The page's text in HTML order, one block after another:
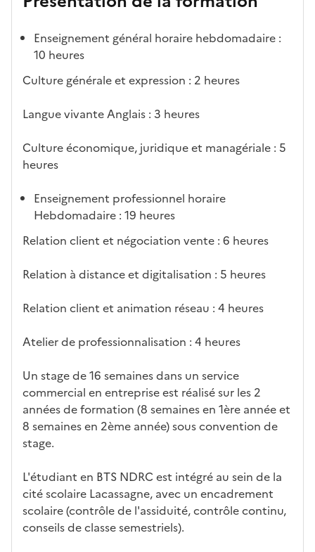
ses
act
éris
ues
par
ssemen
o
ali
d
c
n
at
ur
e
s
ac
la
rm
on
re
dé
és
l'ét
Enseignement général horaire hebdomadaire :
10 heures
Culture générale et expression : 2 heures
Langue vivante Anglais : 3 heures
Culture économique, juridique et managériale : 5
heures
Enseignement professionnel horaire
Hebdomadaire : 19 heures
Relation client et négociation vente : 6 heures
Relation à distance et digitalisation : 5 heures
Relation client et animation réseau : 4 heures
Atelier de professionnalisation : 4 heures
Un stage de 16 semaines dans un service
commercial en entreprise est réalisé sur les 2
années de formation (8 semaines en 1ère année et
8 semaines en 2ème année) sous convention de
stage.
L'étudiant en BTS NDRC est intégré au sein de la
cité scolaire Lacassagne, avec un encadrement
scolaire (contrôle de l'assiduité, contrôle continu,
conseils de classe semestriels).